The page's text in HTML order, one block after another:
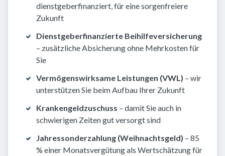
dienstgeberfinanziert, für eine sorgenfreiere
Zukunft
Dienstgeberfinanzierte Beihilfeversicherung
– zusätzliche Absicherung ohne Mehrkosten für
Sie
Vermögenswirksame Leistungen (VWL) – wir
unterstützen Sie beim Aufbau Ihrer Zukunft
Krankengeldzuschuss – damit Sie auch in
schwierigen Zeiten gut versorgt sind
Jahressonderzahlung (Weihnachtsgeld) – 85
% einer Monatsvergütung als Wertschätzung für